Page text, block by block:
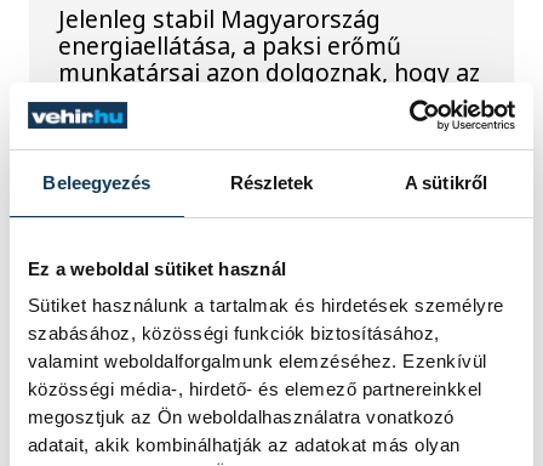
Beleegyezés Részletek A sütikről
Ez a weboldal sütiket használ
Sütiket használunk a tartalmak és hirdetések személyre
szabásához, közösségi funkciók biztosításához,
valamint weboldalforgalmunk elemzéséhez. Ezenkívül
közösségi média-, hirdető- és elemező partnereinkkel
megosztjuk az Ön weboldalhasználatra vonatkozó
adatait, akik kombinálhatják az adatokat más olyan
Jelenleg stabil Magyarország
energiaellátása, a paksi erőmű
munkatársai azon dolgoznak, hogy az
utolsó még termelő turbina
hibamentesen működjön - közölte a
miniszterelnök a paksi erőműnél tett
keddi látogatása során.
Játék közben fedezik fel
a tudomány világát a
veszprémi gyerekek
Látványos kísérletek, kreatív
feladatok és sok-sok élmény várja a